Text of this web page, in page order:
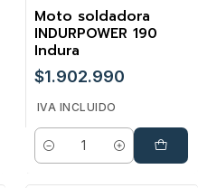
Moto soldadora
INDURPOWER 190
Indura
$1.902.990
IVA INCLUIDO
Cantidad